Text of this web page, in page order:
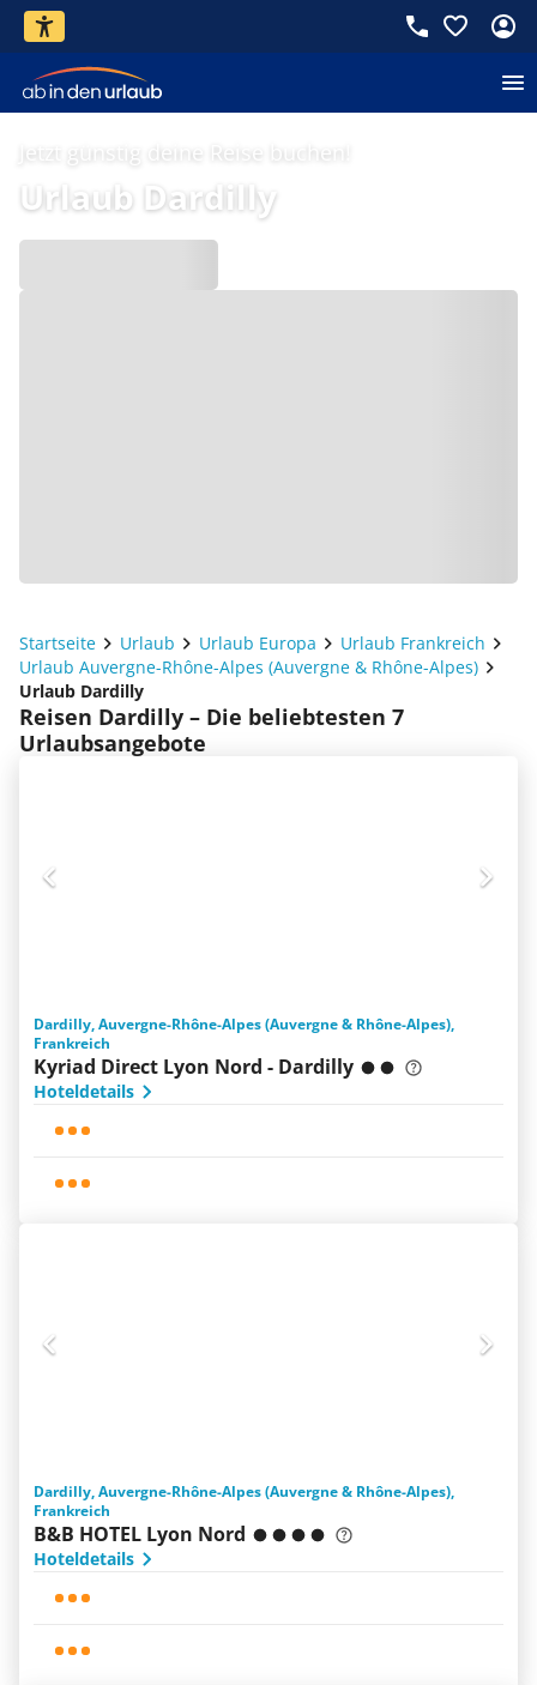
Jetzt günstig deine Reise buchen!
Urlaub Dardilly
Startseite Urlaub Urlaub Europa
Urlaub Frankreich
Urlaub Auvergne-Rhône-Alpes (Auvergne & Rhône-Alpes)
Urlaub Dardilly
Reisen Dardilly – Die beliebtesten 7
Urlaubsangebote
Dardilly, Auvergne-Rhône-Alpes (Auvergne & Rhône-Alpes),
Frankreich
Kyriad Direct Lyon Nord - Dardilly
Hoteldetails
Dardilly, Auvergne-Rhône-Alpes (Auvergne & Rhône-Alpes),
Frankreich
B&B HOTEL Lyon Nord
Hoteldetails